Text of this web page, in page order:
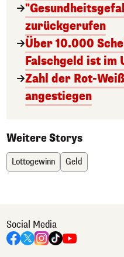
zurückgerufen
Über 10.000
Falschgeld ist im
Zahl der Rot-
angestiegen
Weitere Storys
Lottogewinn Geld
Social Media